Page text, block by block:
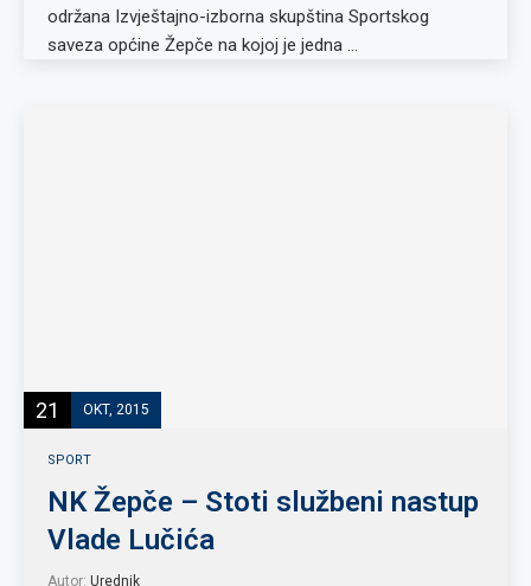
održana Izvještajno-izborna skupština Sportskog
saveza općine Žepče na kojoj je jedna …
21 OKT, 2015
SPORT
NK Žepče – Stoti službeni nastup
Vlade Lučića
Autor: Urednik